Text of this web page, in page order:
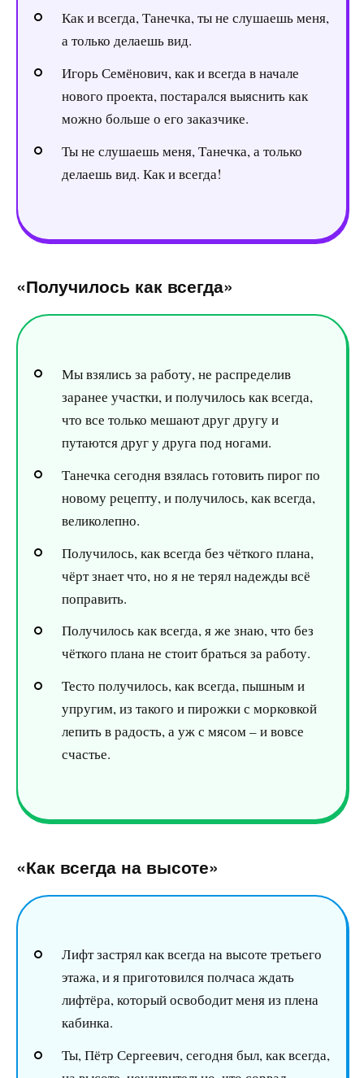
Как и всегда, Танечка, ты не слушаешь меня,
а только делаешь вид.
Игорь Семёнович, как и всегда в начале
нового проекта, постарался выяснить как
можно больше о его заказчике.
Ты не слушаешь меня, Танечка, а только
делаешь вид. Как и всегда!
«Получилось как всегда»
Мы взялись за работу, не распределив
заранее участки, и получилось как всегда,
что все только мешают друг другу и
путаются друг у друга под ногами.
Танечка сегодня взялась готовить пирог по
новому рецепту, и получилось, как всегда,
великолепно.
Получилось, как всегда без чёткого плана,
чёрт знает что, но я не терял надежды всё
поправить.
Получилось как всегда, я же знаю, что без
чёткого плана не стоит браться за работу.
Тесто получилось, как всегда, пышным и
упругим, из такого и пирожки с морковкой
лепить в радость, а уж с мясом – и вовсе
счастье.
«Как всегда на высоте»
Лифт застрял как всегда на высоте третьего
этажа, и я приготовился полчаса ждать
лифтёра, который освободит меня из плена
кабинка.
Ты, Пётр Сергеевич, сегодня был, как всегда,